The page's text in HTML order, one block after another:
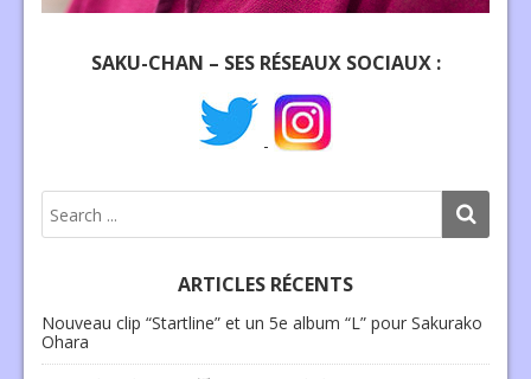
SAKU-CHAN – SES RÉSEAUX SOCIAUX :
-
ARTICLES RÉCENTS
Nouveau clip “Startline” et un 5e album “L” pour Sakurako
Ohara